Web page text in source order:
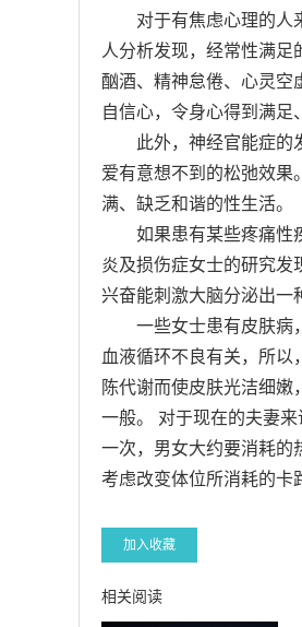
对于有焦虑心理的人来
人分析发现，经常性满足
酗酒、精神怠倦、心灵空
自信心，令身心得到满足
此外，神经官能症的发
爱有意想不到的松弛效果
满、缺乏和谐的性生活。
如果患有某些疼痛性疾
炎及损伤症女士的研究发
兴奋能刺激大脑分泌出一
一些女士患有皮肤病，
血液循环不良有关，所
陈代谢而使皮肤光洁细
一般。 对于现在的夫妻
一次，男女大约要消耗的
考虑改变体位所消耗的卡
加入收藏
相关阅读